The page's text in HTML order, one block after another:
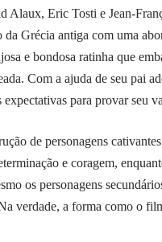
Alaux, Eric Tosti e Jean-
Grécia antiga com uma
e bondosa ratinha que
Com a ajuda de seu pai
para provar seu
de personagens
e coragem,
os personagens
verdade, a forma como o